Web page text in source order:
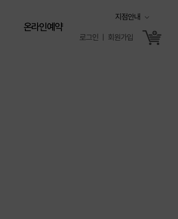
지점안내
로그인 ㅣ 회원가입
온라인예약